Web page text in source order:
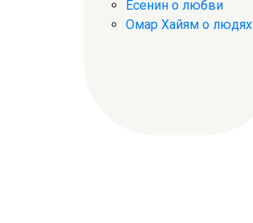
Есенин о любви
Омар Хайям о людях